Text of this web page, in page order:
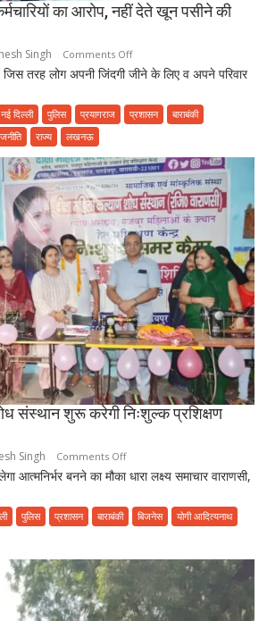
शिकायत
का आरोप, नहीं देते खून पसीने की
Singh Comments Offon
तथास्तु
के
आरोप,
नहीं
देते
खून
पसीने
की
रकम
तरह लोग अपनी जिंदगी जीने के लिए व अपने परिवार
नई दिल्ली पुलिस प्रयागराज प्रशासन
बाराबंकी
राज्य लखनऊ
संस्थान शुरू करेगी निःशुल्क प्रशिक्षण
Singh Comments Offon
दीक्षा
कल्याण
करेगी
निःशुल्क
आत्मनिर्भर बनने का मौका धारा लक्ष्य समाचार वाराणसी,
पुलिस प्रशासन बाराबंकी बिजनेस
योगी आदित्यनाथ